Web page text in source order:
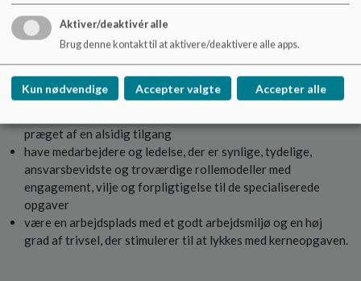
arbejde for et forældresamarbejde, der bygger på
anerkendelse, åbenhed, imødekommenhed og en gensidig
respekt for hinandens ansvar; hvorved tillid kan opstå som et
grundlag for udvikling af den enkelte elev
være en professionel arbejdsplads med specialiseret viden,
der søger at imødekomme elevernes behov ud fra en
præget af en alsidig tilgang
have medarbejdere og ledelse, der er synlige, tydelige,
ansvarsbevidste og troværdige rollemodeller med
engagement, vilje og forpligtigelse til de specialiserede
opgaver
være en arbejdsplads med et godt arbejdsmiljø og en høj
grad af trivsel, der stimulerer til at lykkes med kerneopgaven.
Aktiver/deaktivér alle
Brug denne kontakt til at aktivere/deaktivere alle apps.
Kun nødvendige Accepter valgte Accepter alle